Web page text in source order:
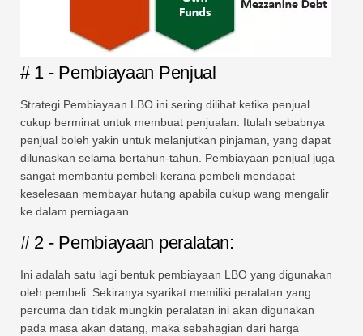
# 1 - Pembiayaan Penjual
Strategi Pembiayaan LBO ini sering dilihat ketika penjual
cukup berminat untuk membuat penjualan. Itulah sebabnya
penjual boleh yakin untuk melanjutkan pinjaman, yang dapat
dilunaskan selama bertahun-tahun. Pembiayaan penjual juga
sangat membantu pembeli kerana pembeli mendapat
keselesaan membayar hutang apabila cukup wang mengalir
ke dalam perniagaan.
# 2 - Pembiayaan peralatan:
Ini adalah satu lagi bentuk pembiayaan LBO yang digunakan
oleh pembeli. Sekiranya syarikat memiliki peralatan yang
percuma dan tidak mungkin peralatan ini akan digunakan
pada masa akan datang, maka sebahagian dari harga